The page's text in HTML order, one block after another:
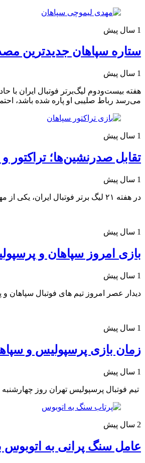
1 سال پیش
ستاره سپاهان جدیدترین
1 سال پیش
هفته بیست‌ودوم لیگ‌برتر فوتبال ایران با
می‌رسد رباط صلیبی او پاره شده باشد،
1 سال پیش
تقابل صدرنشین‌ها؛
1 سال پیش
در هفته ۲۱ لیگ برتر فوتبال ایران، یکی از مهم‌ترین و حساس‌ترین دیدارهای فصل برگزار خواهد شد.
1 سال پیش
بازی امروز سپاهان و
1 سال پیش
دیدار عصر امروز تیم های فوتبال
1 سال پیش
زمان بازی پرسپولیس و
1 سال پیش
تیم فوتبال پرسپولیس تهران روز
2 سال پیش
عامل سنگ پرانی به اتوبوس